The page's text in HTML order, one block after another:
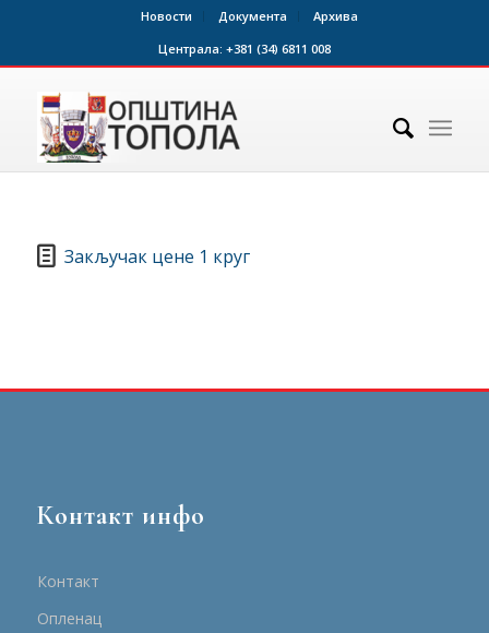
Новости Документа
Архива
Централа: +381 (34) 6811 008
Закључак цене 1 круг
Контакт инфо
Контакт
Опленац